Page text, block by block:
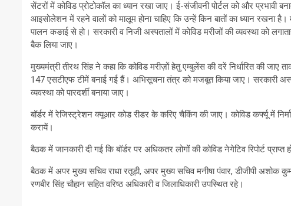
सेंटरों में कोविड प्रोटोकॉल का ध्यान रखा जाए। ई-संजीवनी पोर्टल को और प्रभावी
आइसोलेशन में रहने वालों को मालूम होना चाहिए कि उन्हें किन बातों का ध्यान रखना
पालन कङाई से हो। सरकारी व निजी अस्पतालों में कोविड मरीजों की व्यवस्था को
बैक लिया जाए।
मुख्यमंत्री तीरथ सिंह ने कहा कि कोविड मरीज़ों हेतु एम्बुलेंस की दरें निर्धारित की
147 एसटीएफ टीमें बनाई गई हैं। अभिसूचना तंत्र को मजबूत किया जाए। सरकारी
व्यवस्था को पारदर्शी बनाया जाए।
बॉर्डर में रेजिस्ट्रेशन क्यूआर कोड रीडर के करिए चैकिंग की जाए। कोविड कर्फ्यू में
करायें।
बैठक में जानकारी दी गई कि बॉर्डर पर अधिकतर लोगों की कोविड नेगेटिव रिपोर्ट प्राप्त
बैठक में अपर मुख्य सचिव राधा रतूड़ी, अपर मुख्य सचिव मनीषा पंवार, डीजीपी अशोक
रणबीर सिंह चौहान सहित वरिष्ठ अधिकारी व जिलाधिकारी उपस्थित रहे।